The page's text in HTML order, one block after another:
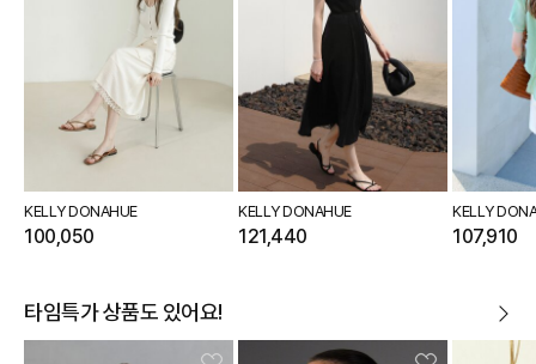
KELLY DONAHUE
100,050
KELLY DONAHUE
121,440
KELLY
107,910
타임특가 상품도 있어요!